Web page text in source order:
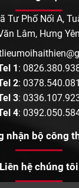
Tư Phố Nối A,
Lâm, Hưng Yên
1:
2: 0378.540.081
3:
4:
nhận bộ công
Liên hệ chúng tôi